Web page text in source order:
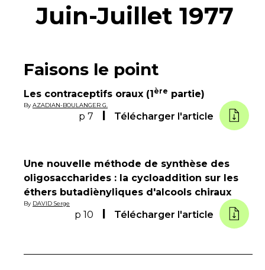
Juin-Juillet 1977
Faisons le point
Les contraceptifs oraux (1ère partie)
By AZADIAN-BOULANGER G.
p 7 Télécharger l'article
Une nouvelle méthode de synthèse des
oligosaccharides : la cycloaddition sur les
éthers butadiènyliques d'alcools chiraux
By DAVID Serge
p 10 Télécharger l'article